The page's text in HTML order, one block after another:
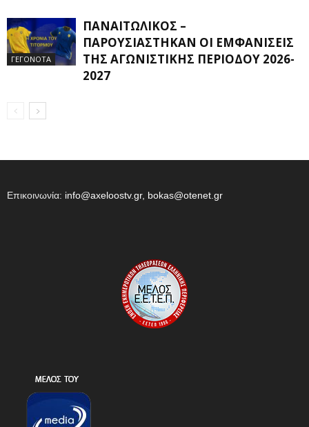
ΓΕΓΟΝΟΤΑ
ΠΑΝΑΙΤΩΛΙΚΌΣ –
ΠΑΡΟΥΣΙΆΣΤΗΚΑΝ ΟΙ ΕΜΦΑΝΊΣΕΙΣ
ΤΗΣ ΑΓΩΝΙΣΤΙΚΉΣ ΠΕΡΙΌΔΟΥ 2026-
2027
Επικοινωνία: info@axeloostv.gr, bokas@otenet.gr